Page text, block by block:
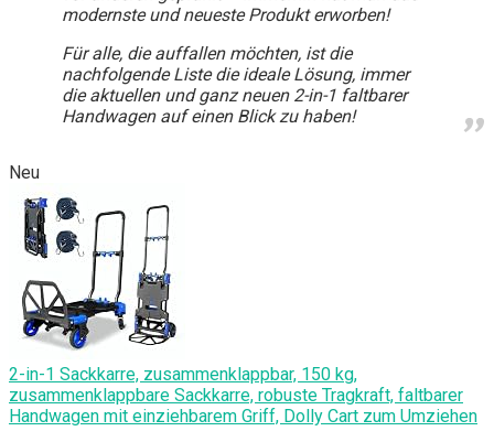
modernste und neueste Produkt erworben!
Für alle, die auffallen möchten, ist die
nachfolgende Liste die ideale Lösung, immer
die aktuellen und ganz neuen 2-in-1 faltbarer
Handwagen auf einen Blick zu haben!
Neu
2-in-1 Sackkarre, zusammenklappbar, 150 kg,
zusammenklappbare Sackkarre, robuste Tragkraft, faltbarer
Handwagen mit einziehbarem Griff, Dolly Cart zum Umziehen